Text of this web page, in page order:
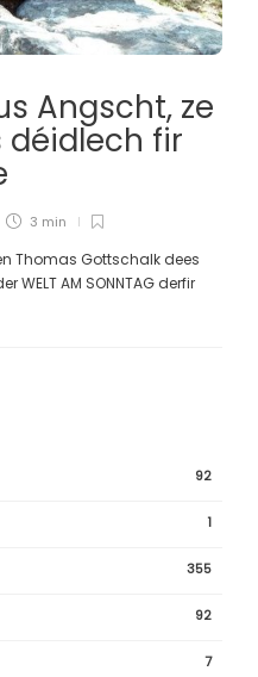
Angscht, ze
déidlech fir
3 min
Thomas Gottschalk dees
AM SONNTAG derfir
92
1
355
92
7